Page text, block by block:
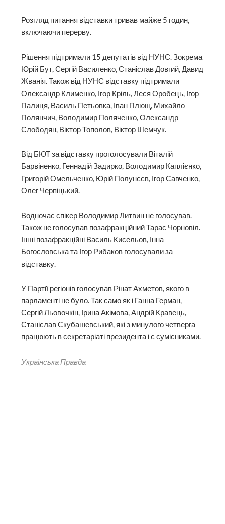
Розгляд питання відставки тривав майже 5 годин,
включаючи перерву.
Рішення підтримали 15 депутатів від НУНС. Зокрема
Юрій Бут, Сергій Василенко, Станіслав Довгий, Давид
Жванія. Також від НУНС відставку підтримали
Олександр Клименко, Ігор Кріль, Леся Оробець, Ігор
Палиця, Василь Петьовка, Іван Плющ, Михайло
Полянчич, Володимир Поляченко, Олександр
Слободян, Віктор Тополов, Віктор Шемчук.
Від БЮТ за відставку проголосували Віталій
Барвіненко, Геннадій Задирко, Володимир Каплієнко,
Григорій Омельченко, Юрій Полунєєв, Ігор Савченко,
Олег Черпіцький.
Водночас спікер Володимир Литвин не голосував.
Також не голосував позафракційний Тарас Чорновіл.
Інші позафракційні Василь Кисельов, Інна
Богословська та Ігор Рибаков голосували за
відставку.
У Партії регіонів голосував Рінат Ахметов, якого в
парламенті не було. Так само як і Ганна Герман,
Сергій Льовочкін, Ірина Акімова, Андрій Кравець,
Станіслав Скубашевський, які з минулого четверга
працюють в секретаріаті президента і є сумісниками.
Українська Правда